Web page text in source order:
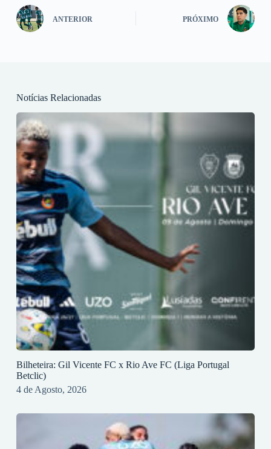
ANTERIOR PRÓXIMO
Notícias Relacionadas
Bilheteira: Gil Vicente FC x Rio Ave FC (Liga Portugal
Betclic)
4 de Agosto, 2026